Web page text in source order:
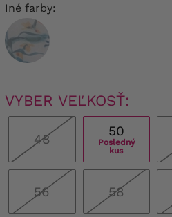
Iné farby:
VYBER VEĽKOSŤ:
48
50
Posledný
kus
56 58